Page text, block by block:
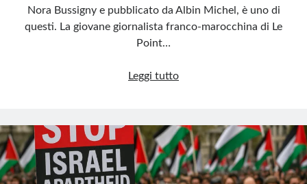
Nora Bussigny e pubblicato da Albin Michel, è uno di
questi. La giovane giornalista franco-marocchina di Le
Point…
Leggi tuttoNora
i
nuovi
antisemiti
dell’ultrasinistra